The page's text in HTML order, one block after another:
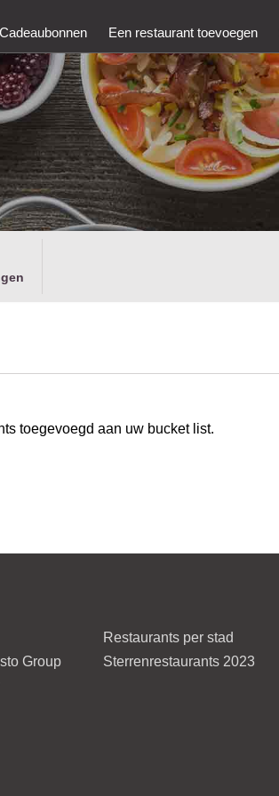
Cadeaubonnen Een restaurant toevoegen
toegevoegd aan uw bucket list.
Group
Restaurants per stad
Sterrenrestaurants 2023